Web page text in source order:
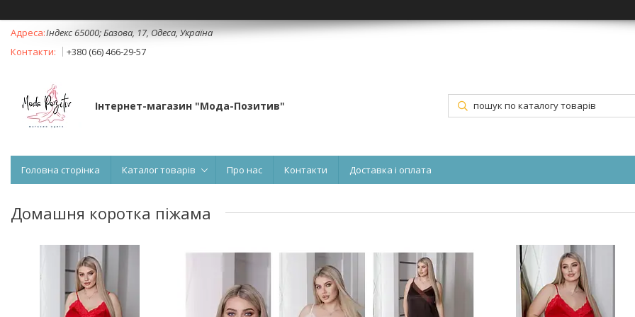
Індекс 65000; Базова, 17, Одеса, Україна
+380 (66) 466-29-57
Інтернет-магазин "Мода-Позитив"
Головна сторінка Каталог товарів Про нас Контакти Доставка і оплата
Домашня коротка піжама